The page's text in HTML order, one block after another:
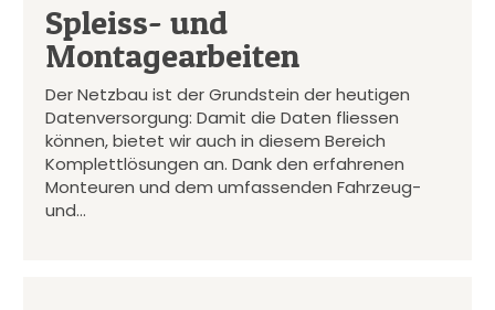
Spleiss- und
Montagearbeiten
Der Netzbau ist der Grundstein der heutigen
Datenversorgung: Damit die Daten fliessen
können, bietet wir auch in diesem Bereich
Komplettlösungen an. Dank den erfahrenen
Monteuren und dem umfassenden Fahrzeug-
und…